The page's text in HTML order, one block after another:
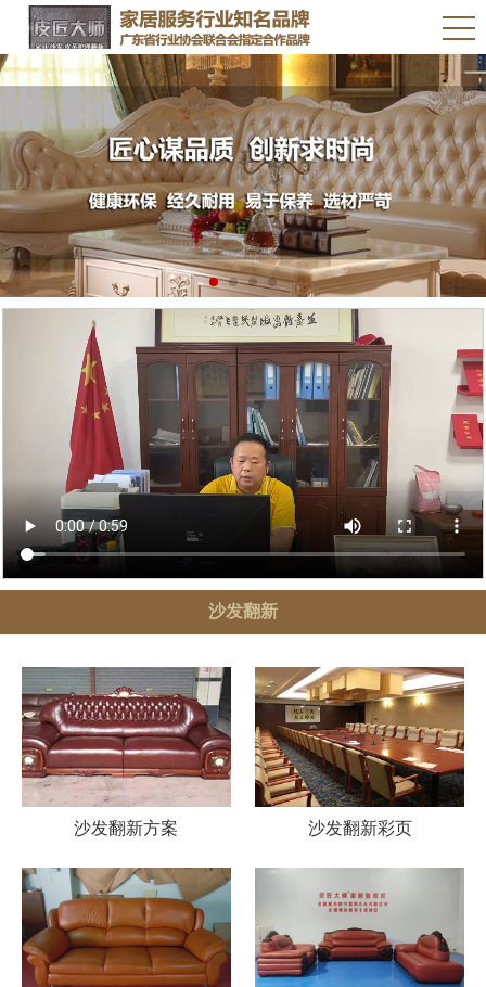
沙发翻新
沙发翻新方案 沙发翻新彩页